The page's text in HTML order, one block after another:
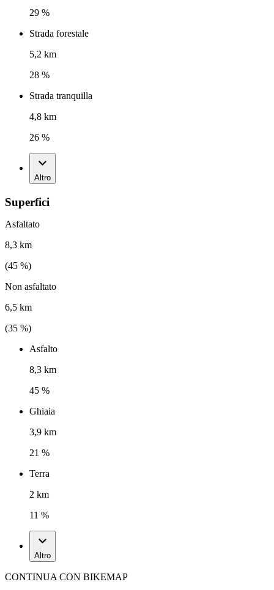
29 %
Strada forestale
5,2 km
28 %
Strada tranquilla
4,8 km
26 %
Altro
Superfici
Asfaltato
8,3 km
(45 %)
Non asfaltato
6,5 km
(35 %)
Asfalto
8,3 km
45 %
Ghiaia
3,9 km
21 %
Terra
2 km
11 %
Altro
CONTINUA CON BIKEMAP